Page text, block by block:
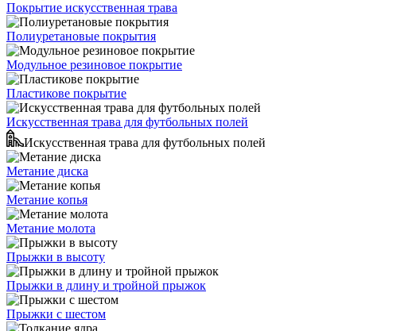
Покрытие искусственная трава
Полиуретановые покрытия
Модульное резиновое покрытие
Пластикове покрытие
Искусственная трава для футбольных полей
Искусственная трава для футбольных полей
Метание диска
Метание копья
Метание молота
Прыжки в высоту
Прыжки в длину и тройной прыжок
Прыжки с шестом